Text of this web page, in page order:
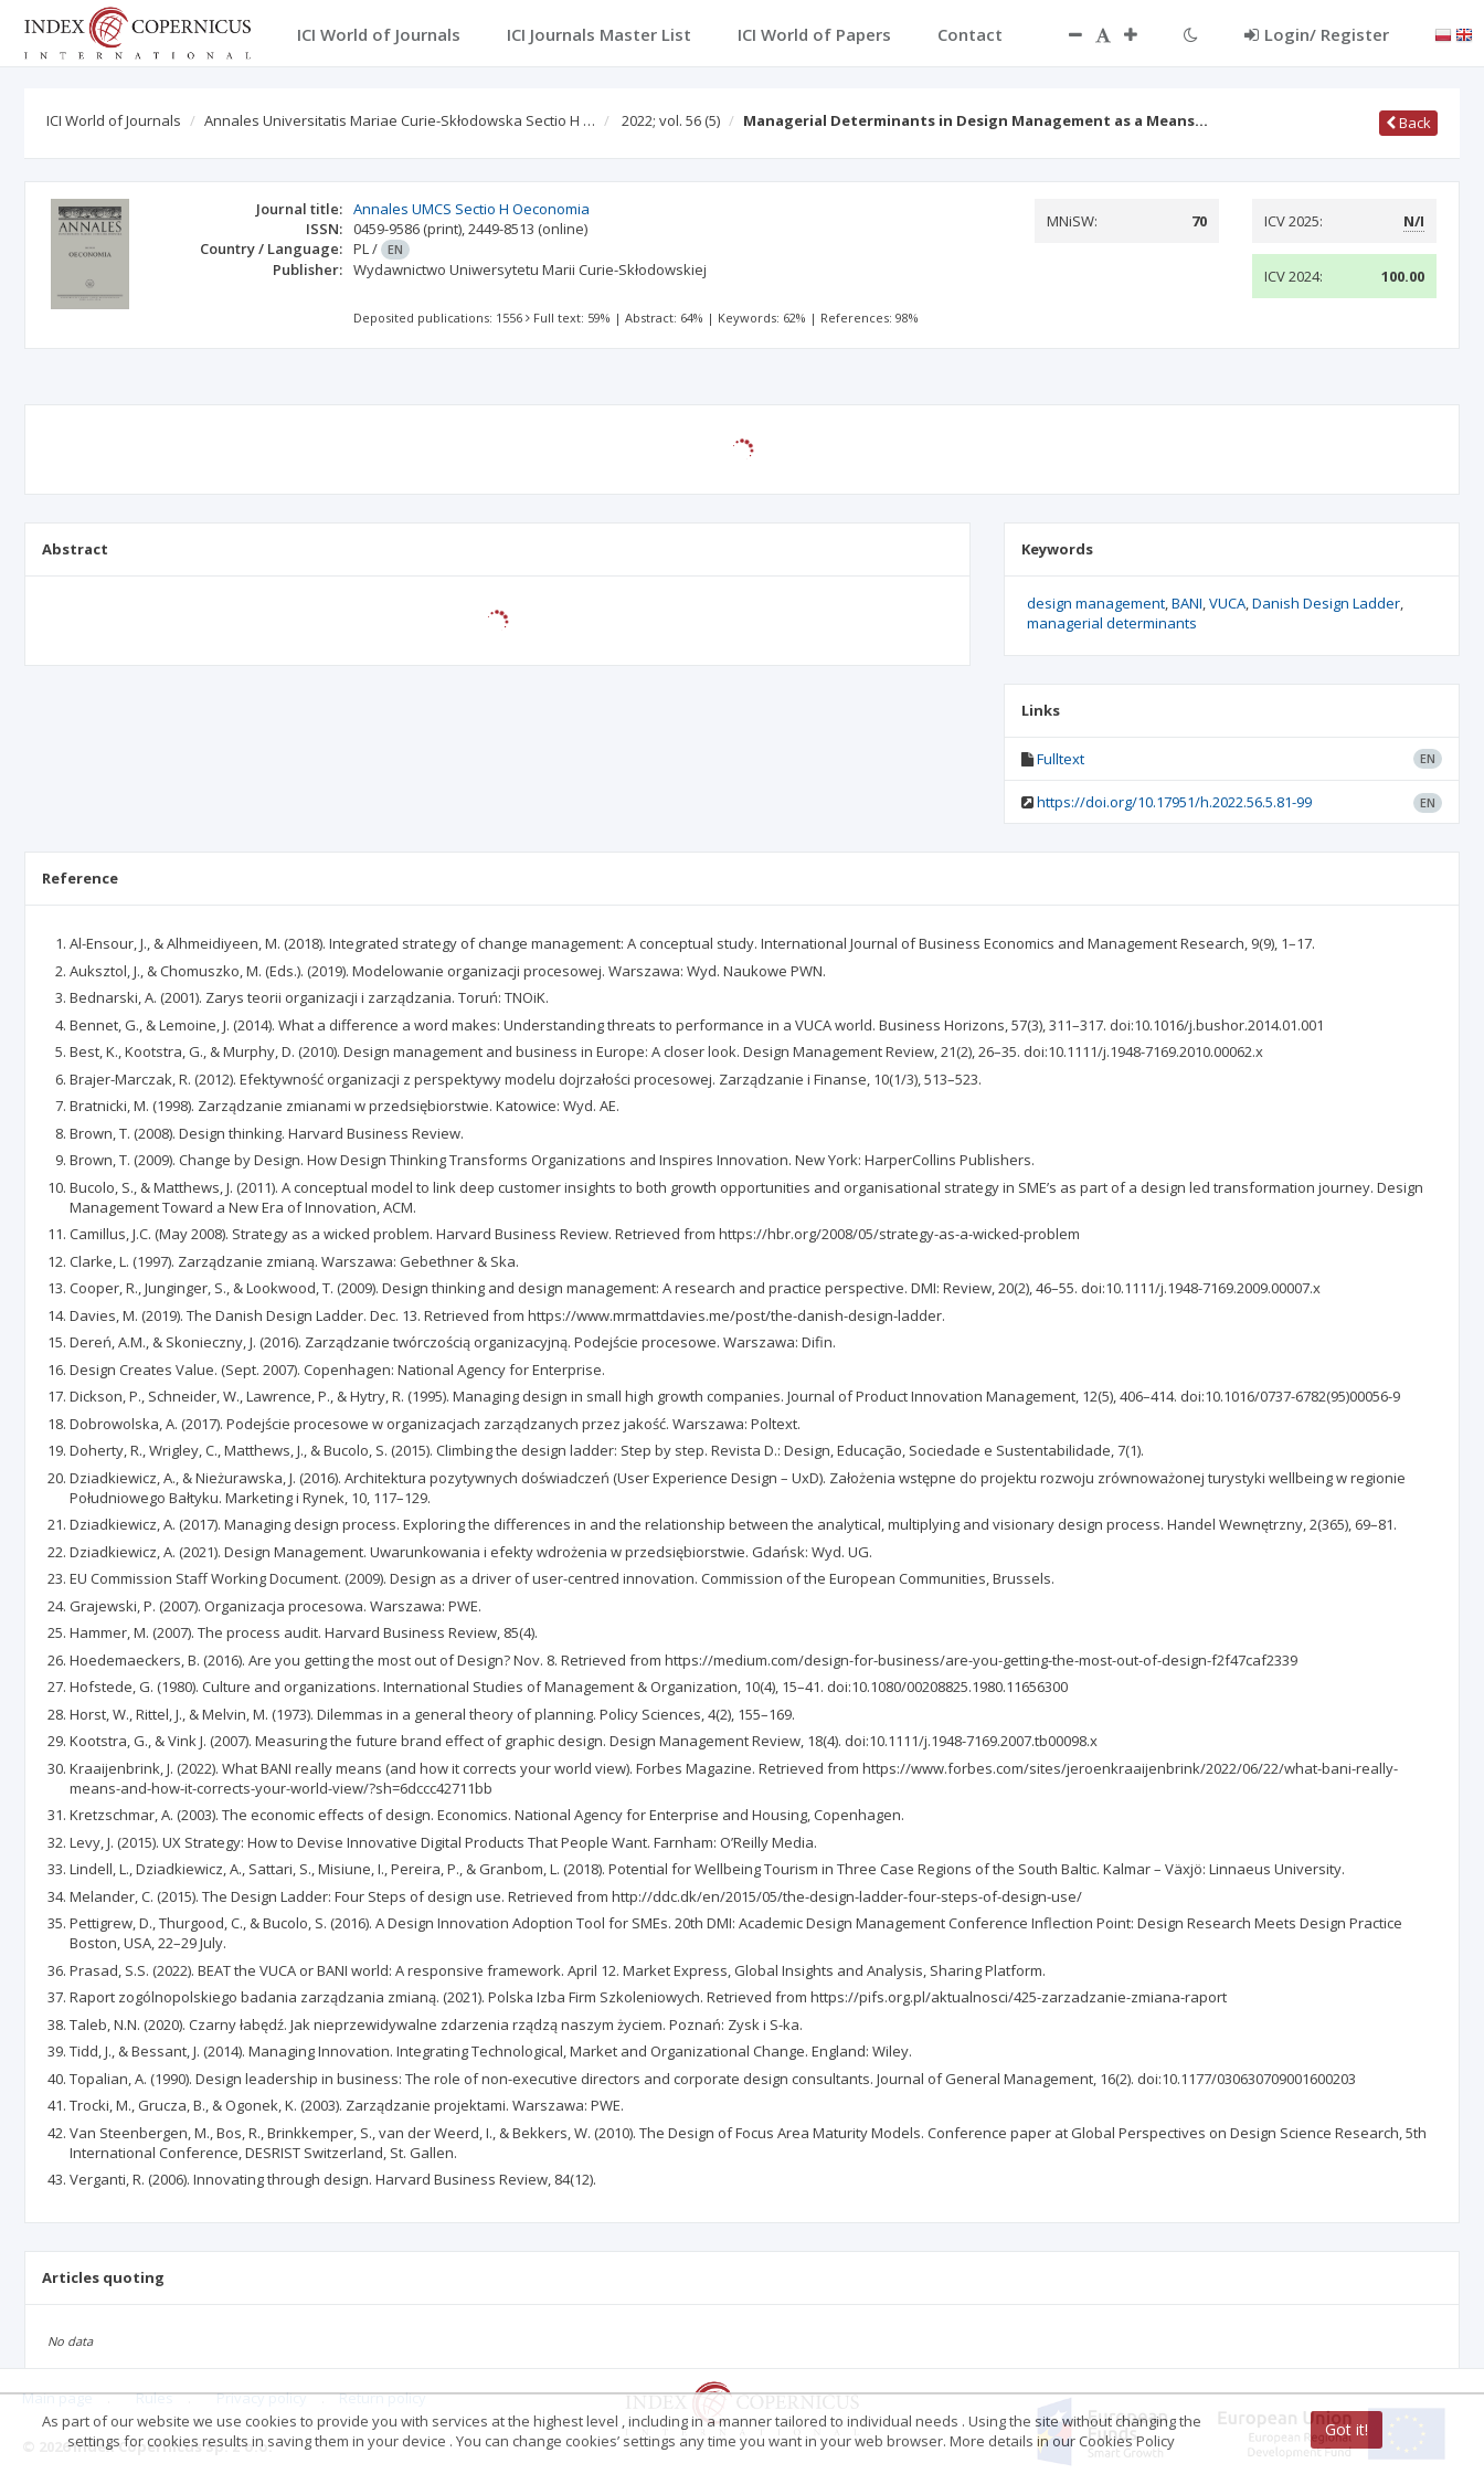
ICI World of Journals ICI Journals Master List ICI World of Papers Contact Login/ Register
ICI World of Journals Annales Universitatis Mariae Curie-Skłodowska Sectio H … 2022; vol. 56 (5) Managerial Determinants in Design Management as a Means… Back
Journal title: Annales UMCS Sectio H Oeconomia
ISSN: 0459-9586 (print),2449-8513 (online)
Country / Language: PL/ EN
Publisher: Wydawnictwo Uniwersytetu Marii Curie-Skłodowskiej
MNiSW: 70 ICV 2025: N/I
ICV 2024: 100.00
Deposited publications: 1556 Full text: 59% |Abstract: 64% | Keywords: 62% | References: 98%
Abstract Keywords
design management BANI VUCA Danish Design Ladder
managerial determinants
Links
Fulltext EN
https://doi.org/10.17951/h.2022.56.5.81-99 EN
Reference
Al-Ensour, J., & Alhmeidiyeen, M. (2018). Integrated strategy of change management: A conceptual study. International Journal of Business Economics and Management Research, 9(9), 1–17.
Auksztol, J., & Chomuszko, M. (Eds.). (2019). Modelowanie organizacji procesowej. Warszawa: Wyd. Naukowe PWN.
Bednarski, A. (2001). Zarys teorii organizacji i zarządzania. Toruń: TNOiK.
Bennet, G., & Lemoine, J. (2014). What a difference a word makes: Understanding threats to performance in a VUCA world. Business Horizons, 57(3), 311–317. doi:10.1016/j.bushor.2014.01.001
Best, K., Kootstra, G., & Murphy, D. (2010). Design management and business in Europe: A closer look. Design Management Review, 21(2), 26–35. doi:10.1111/j.1948-7169.2010.00062.x
Brajer-Marczak, R. (2012). Efektywność organizacji z perspektywy modelu dojrzałości procesowej. Zarządzanie i Finanse, 10(1/3), 513–523.
Bratnicki, M. (1998). Zarządzanie zmianami w przedsiębiorstwie. Katowice: Wyd. AE.
Brown, T. (2008). Design thinking. Harvard Business Review.
Brown, T. (2009). Change by Design. How Design Thinking Transforms Organizations and Inspires Innovation. New York: HarperCollins Publishers.
Bucolo, S., & Matthews, J. (2011). A conceptual model to link deep customer insights to both growth opportunities and organisational strategy in SME’s as part of a design led transformation journey. Design
Management Toward a New Era of Innovation, ACM.
Camillus, J.C. (May 2008). Strategy as a wicked problem. Harvard Business Review. Retrieved from https://hbr.org/2008/05/strategy-as-a-wicked-problem
Clarke, L. (1997). Zarządzanie zmianą. Warszawa: Gebethner & Ska.
Cooper, R., Junginger, S., & Lookwood, T. (2009). Design thinking and design management: A research and practice perspective. DMI: Review, 20(2), 46–55. doi:10.1111/j.1948-7169.2009.00007.x
Davies, M. (2019). The Danish Design Ladder. Dec. 13. Retrieved from https://www.mrmattdavies.me/post/the-danish-design-ladder.
Dereń, A.M., & Skonieczny, J. (2016). Zarządzanie twórczością organizacyjną. Podejście procesowe. Warszawa: Difin.
Design Creates Value. (Sept. 2007). Copenhagen: National Agency for Enterprise.
Dickson, P., Schneider, W., Lawrence, P., & Hytry, R. (1995). Managing design in small high growth companies. Journal of Product Innovation Management, 12(5), 406–414. doi:10.1016/0737-6782(95)00056-9
Dobrowolska, A. (2017). Podejście procesowe w organizacjach zarządzanych przez jakość. Warszawa: Poltext.
Doherty, R., Wrigley, C., Matthews, J., & Bucolo, S. (2015). Climbing the design ladder: Step by step. Revista D.: Design, Educação, Sociedade e Sustentabilidade, 7(1).
Dziadkiewicz, A., & Nieżurawska, J. (2016). Architektura pozytywnych doświadczeń (User Experience Design – UxD). Założenia wstępne do projektu rozwoju zrównoważonej turystyki wellbeing w regionie
Południowego Bałtyku. Marketing i Rynek, 10, 117–129.
Dziadkiewicz, A. (2017). Managing design process. Exploring the differences in and the relationship between the analytical, multiplying and visionary design process. Handel Wewnętrzny, 2(365), 69–81.
Dziadkiewicz, A. (2021). Design Management. Uwarunkowania i efekty wdrożenia w przedsiębiorstwie. Gdańsk: Wyd. UG.
EU Commission Staff Working Document. (2009). Design as a driver of user-centred innovation. Commission of the European Communities, Brussels.
Grajewski, P. (2007). Organizacja procesowa. Warszawa: PWE.
Hammer, M. (2007). The process audit. Harvard Business Review, 85(4).
Hoedemaeckers, B. (2016). Are you getting the most out of Design? Nov. 8. Retrieved from https://medium.com/design-for-business/are-you-getting-the-most-out-of-design-f2f47caf2339
Hofstede, G. (1980). Culture and organizations. International Studies of Management & Organization, 10(4), 15–41. doi:10.1080/00208825.1980.11656300
Horst, W., Rittel, J., & Melvin, M. (1973). Dilemmas in a general theory of planning. Policy Sciences, 4(2), 155–169.
Kootstra, G., & Vink J. (2007). Measuring the future brand effect of graphic design. Design Management Review, 18(4). doi:10.1111/j.1948-7169.2007.tb00098.x
Kraaijenbrink, J. (2022). What BANI really means (and how it corrects your world view). Forbes Magazine. Retrieved from https://www.forbes.com/sites/jeroenkraaijenbrink/2022/06/22/what-bani-really-
means-and-how-it-corrects-your-world-view/?sh=6dccc42711bb
Kretzschmar, A. (2003). The economic effects of design. Economics. National Agency for Enterprise and Housing, Copenhagen.
Levy, J. (2015). UX Strategy: How to Devise Innovative Digital Products That People Want. Farnham: O’Reilly Media.
Lindell, L., Dziadkiewicz, A., Sattari, S., Misiune, I., Pereira, P., & Granbom, L. (2018). Potential for Wellbeing Tourism in Three Case Regions of the South Baltic. Kalmar – Växjö: Linnaeus University.
Melander, C. (2015). The Design Ladder: Four Steps of design use. Retrieved from http://ddc.dk/en/2015/05/the-design-ladder-four-steps-of-design-use/
Pettigrew, D., Thurgood, C., & Bucolo, S. (2016). A Design Innovation Adoption Tool for SMEs. 20th DMI: Academic Design Management Conference Inflection Point: Design Research Meets Design Practice
Boston, USA, 22–29 July.
Prasad, S.S. (2022). BEAT the VUCA or BANI world: A responsive framework. April 12. Market Express, Global Insights and Analysis, Sharing Platform.
Raport zogólnopolskiego badania zarządzania zmianą. (2021). Polska Izba Firm Szkoleniowych. Retrieved from https://pifs.org.pl/aktualnosci/425-zarzadzanie-zmiana-raport
Taleb, N.N. (2020). Czarny łabędź. Jak nieprzewidywalne zdarzenia rządzą naszym życiem. Poznań: Zysk i S-ka.
Tidd, J., & Bessant, J. (2014). Managing Innovation. Integrating Technological, Market and Organizational Change. England: Wiley.
Topalian, A. (1990). Design leadership in business: The role of non-executive directors and corporate design consultants. Journal of General Management, 16(2). doi:10.1177/030630709001600203
Trocki, M., Grucza, B., & Ogonek, K. (2003). Zarządzanie projektami. Warszawa: PWE.
Van Steenbergen, M., Bos, R., Brinkkemper, S., van der Weerd, I., & Bekkers, W. (2010). The Design of Focus Area Maturity Models. Conference paper at Global Perspectives on Design Science Research, 5th
International Conference, DESRIST Switzerland, St. Gallen.
Verganti, R. (2006). Innovating through design. Harvard Business Review, 84(12).
Articles quoting
No data
Main page . Rules . Privacy policy . Return policy
© 2026 Index Copernicus Sp. z o.o.
As part of our website we use cookies to provide you with services at the highest level , including in a manner tailored to individual needs . Using the site without changing the
settings for cookies results in saving them in your device . You can change cookies’ settings any time you want in your web browser. More details in our Cookies Policy
Got it!